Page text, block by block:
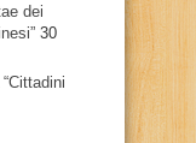
dei
30